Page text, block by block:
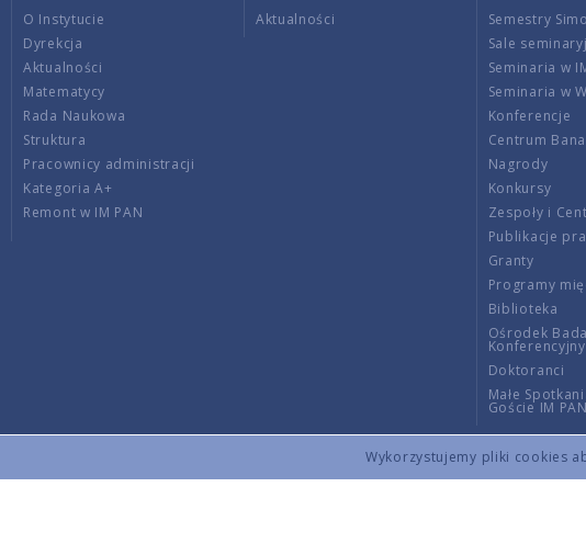
Wykorzystujemy pliki cookies
O Instytucie
Dyrekcja
Aktualności
Matematycy
Rada Naukowa
Struktura
Pracownicy administracji
Kategoria A+
Remont w IM PAN
Aktualności
Semestry
Sale
Seminaria w
Seminaria w
Konferencje
Centrum
Nagrody
Konkursy
Zespoły i
Publikacje
Granty
Programy
Biblioteka
Ośrodek
Doktoranci
Małe
Goście IM PAN